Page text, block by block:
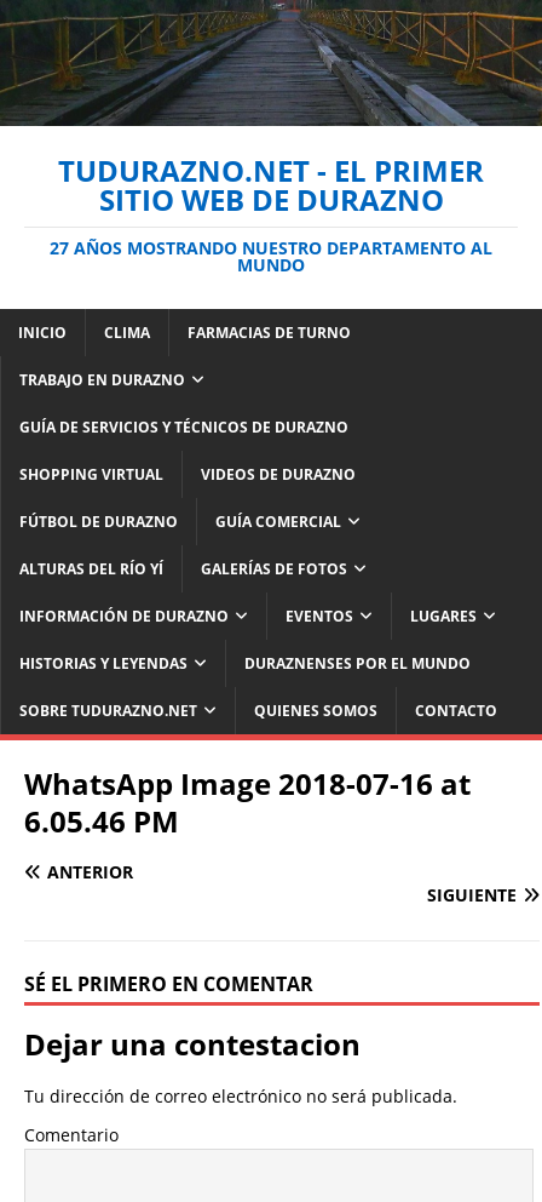
TUDURAZNO.NET - EL PRIMER
SITIO WEB DE DURAZNO
27 AÑOS MOSTRANDO NUESTRO DEPARTAMENTO AL
MUNDO
INICIO CLIMA FARMACIAS DE TURNO
TRABAJO EN DURAZNO
GUÍA DE SERVICIOS Y TÉCNICOS DE DURAZNO
SHOPPING VIRTUAL VIDEOS DE DURAZNO
FÚTBOL DE DURAZNO GUÍA COMERCIAL
ALTURAS DEL RÍO YÍ GALERÍAS DE FOTOS
INFORMACIÓN DE DURAZNO EVENTOS LUGARES
HISTORIAS Y LEYENDAS DURAZNENSES POR EL MUNDO
SOBRE TUDURAZNO.NET QUIENES SOMOS CONTACTO
WhatsApp Image 2018-07-16 at
6.05.46 PM
ANTERIOR
SIGUIENTE
SÉ EL PRIMERO EN COMENTAR
Dejar una contestacion
Tu dirección de correo electrónico no será publicada.
Comentario